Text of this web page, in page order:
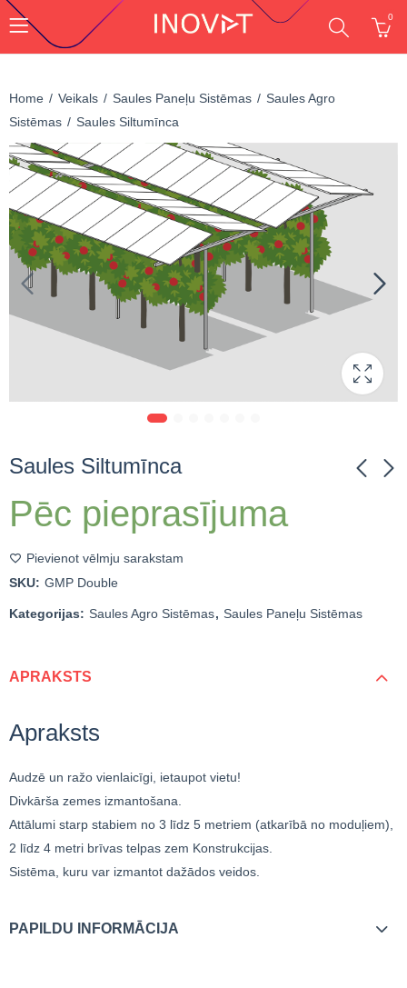
0
Home Veikals Saules Paneļu Sistēmas
Saules Agro
Sistēmas
Saules Siltumīnca
Saules Siltumīnca
Viedā Saules Puķe
Balkona Saules Marga
Pēc pieprasījuma
Pievienot vēlmju sarakstam
SKU: GMP Double
Kategorijas: Saules Agro Sistēmas, Saules Paneļu Sistēmas
APRAKSTS
Apraksts
Audzē un ražo vienlaicīgi, ietaupot vietu!
Divkārša zemes izmantošana.
Attālumi starp stabiem no 3 līdz 5 metriem (atkarībā no moduļiem),
2 līdz 4 metri brīvas telpas zem Konstrukcijas.
Sistēma, kuru var izmantot dažādos veidos.
PAPILDU INFORMĀCIJA